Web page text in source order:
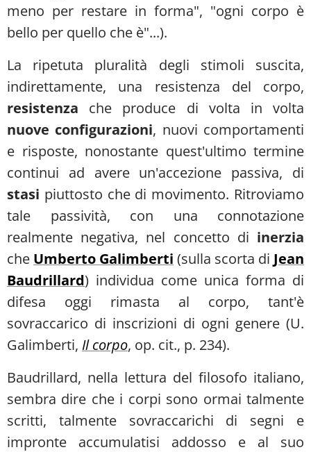
meno per restare in forma", "ogni corpo è
bello per quello che è"...).
La ripetuta pluralità degli stimoli suscita,
indirettamente, una resistenza del corpo,
resistenza che produce di volta in volta
nuove configurazioni, nuovi comportamenti
e risposte, nonostante quest'ultimo termine
continui ad avere un'accezione passiva, di
stasi piuttosto che di movimento. Ritroviamo
tale passività, con una connotazione
realmente negativa, nel concetto di inerzia
che Umberto Galimberti (sulla scorta di Jean
Baudrillard) individua come unica forma di
difesa oggi rimasta al corpo, tant'è
sovraccarico di inscrizioni di ogni genere (U.
Galimberti, Il corpo, op. cit., p. 234).
Baudrillard, nella lettura del filosofo italiano,
sembra dire che i corpi sono ormai talmente
scritti, talmente sovraccarichi di segni e
impronte accumulatisi addosso e al suo